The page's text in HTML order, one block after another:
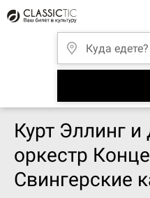
Курт Эллинг
оркестр
Свингерские